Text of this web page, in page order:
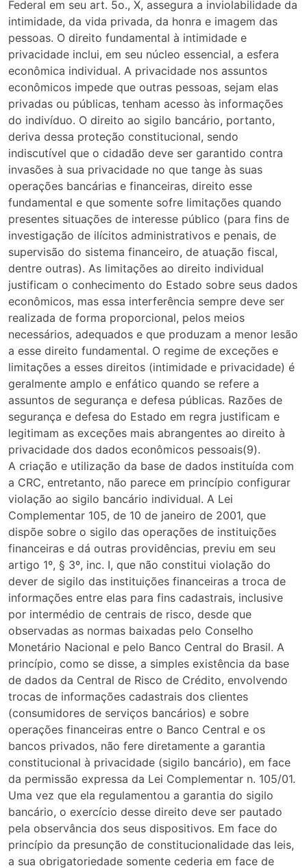
Federal em seu art. 5o., X, assegura a inviolabilidade da
intimidade, da vida privada, da honra e imagem das
pessoas. O direito fundamental à intimidade e
privacidade inclui, em seu núcleo essencial, a esfera
econômica individual. A privacidade nos assuntos
econômicos impede que outras pessoas, sejam elas
privadas ou públicas, tenham acesso às informações
do indivíduo. O direito ao sigilo bancário, portanto,
deriva dessa proteção constitucional, sendo
indiscutível que o cidadão deve ser garantido contra
invasões à sua privacidade no que tange às suas
operações bancárias e financeiras, direito esse
fundamental e que somente sofre limitações quando
presentes situações de interesse público (para fins de
investigação de ilícitos administrativos e penais, de
supervisão do sistema financeiro, de atuação fiscal,
dentre outras). As limitações ao direito individual
justificam o conhecimento do Estado sobre seus dados
econômicos, mas essa interferência sempre deve ser
realizada de forma proporcional, pelos meios
necessários, adequados e que produzam a menor lesão
a esse direito fundamental. O regime de exceções e
limitações a esses direitos (intimidade e privacidade) é
geralmente amplo e enfático quando se refere a
assuntos de segurança e defesa públicas. Razões de
segurança e defesa do Estado em regra justificam e
legitimam as exceções mais abrangentes ao direito à
privacidade dos dados econômicos pessoais(9).
A criação e utilização da base de dados instituída com
a CRC, entretanto, não parece em princípio configurar
violação ao sigilo bancário individual. A Lei
Complementar 105, de 10 de janeiro de 2001, que
dispõe sobre o sigilo das operações de instituições
financeiras e dá outras providências, previu em seu
artigo 1º, § 3º, inc. I, que não constitui violação do
dever de sigilo das instituições financeiras a troca de
informações entre elas para fins cadastrais, inclusive
por intermédio de centrais de risco, desde que
observadas as normas baixadas pelo Conselho
Monetário Nacional e pelo Banco Central do Brasil. A
princípio, como se disse, a simples existência da base
de dados da Central de Risco de Crédito, envolvendo
trocas de informações cadastrais dos clientes
(consumidores de serviços bancários) e sobre
operações financeiras entre o Banco Central e os
bancos privados, não fere diretamente a garantia
constitucional à privacidade (sigilo bancário), em face
da permissão expressa da Lei Complementar n. 105/01.
Uma vez que ela regulamentou a garantia do sigilo
bancário, o exercício desse direito deve ser pautado
pela observância dos seus dispositivos. Em face do
princípio da presunção de constitucionalidade das leis,
a sua obrigatoriedade somente cederia em face de